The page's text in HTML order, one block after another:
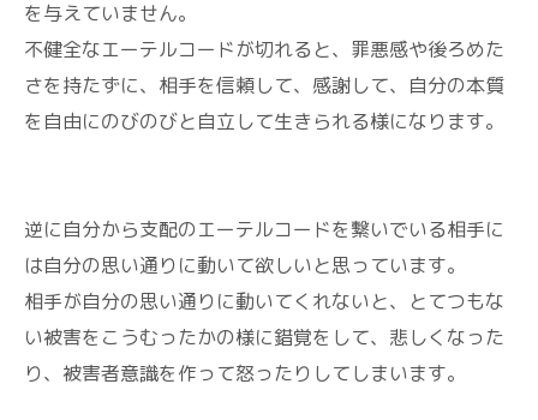
を与えていません。
不健全なエーテルコードが切れると、罪悪感や後ろめた
さを持たずに、相手を信頼して、感謝して、自分の本質
を自由にのびのびと自立して生きられる様になります。
逆に自分から支配のエーテルコードを繋いでいる相手に
は自分の思い通りに動いて欲しいと思っています。
相手が自分の思い通りに動いてくれないと、とてつもな
い被害をこうむったかの様に錯覚をして、悲しくなった
り、被害者意識を作って怒ったりしてしまいます。